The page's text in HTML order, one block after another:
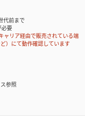
代前まで
要
リア経由で販売されている端
）にて動作確認しています
参照